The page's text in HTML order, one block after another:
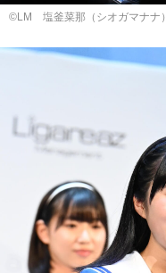
©LM 塩釜菜那（シオガマナナ）